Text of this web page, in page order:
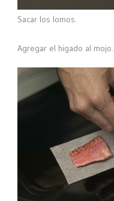
Sacar los lomos.
Agregar el higado al mojo.